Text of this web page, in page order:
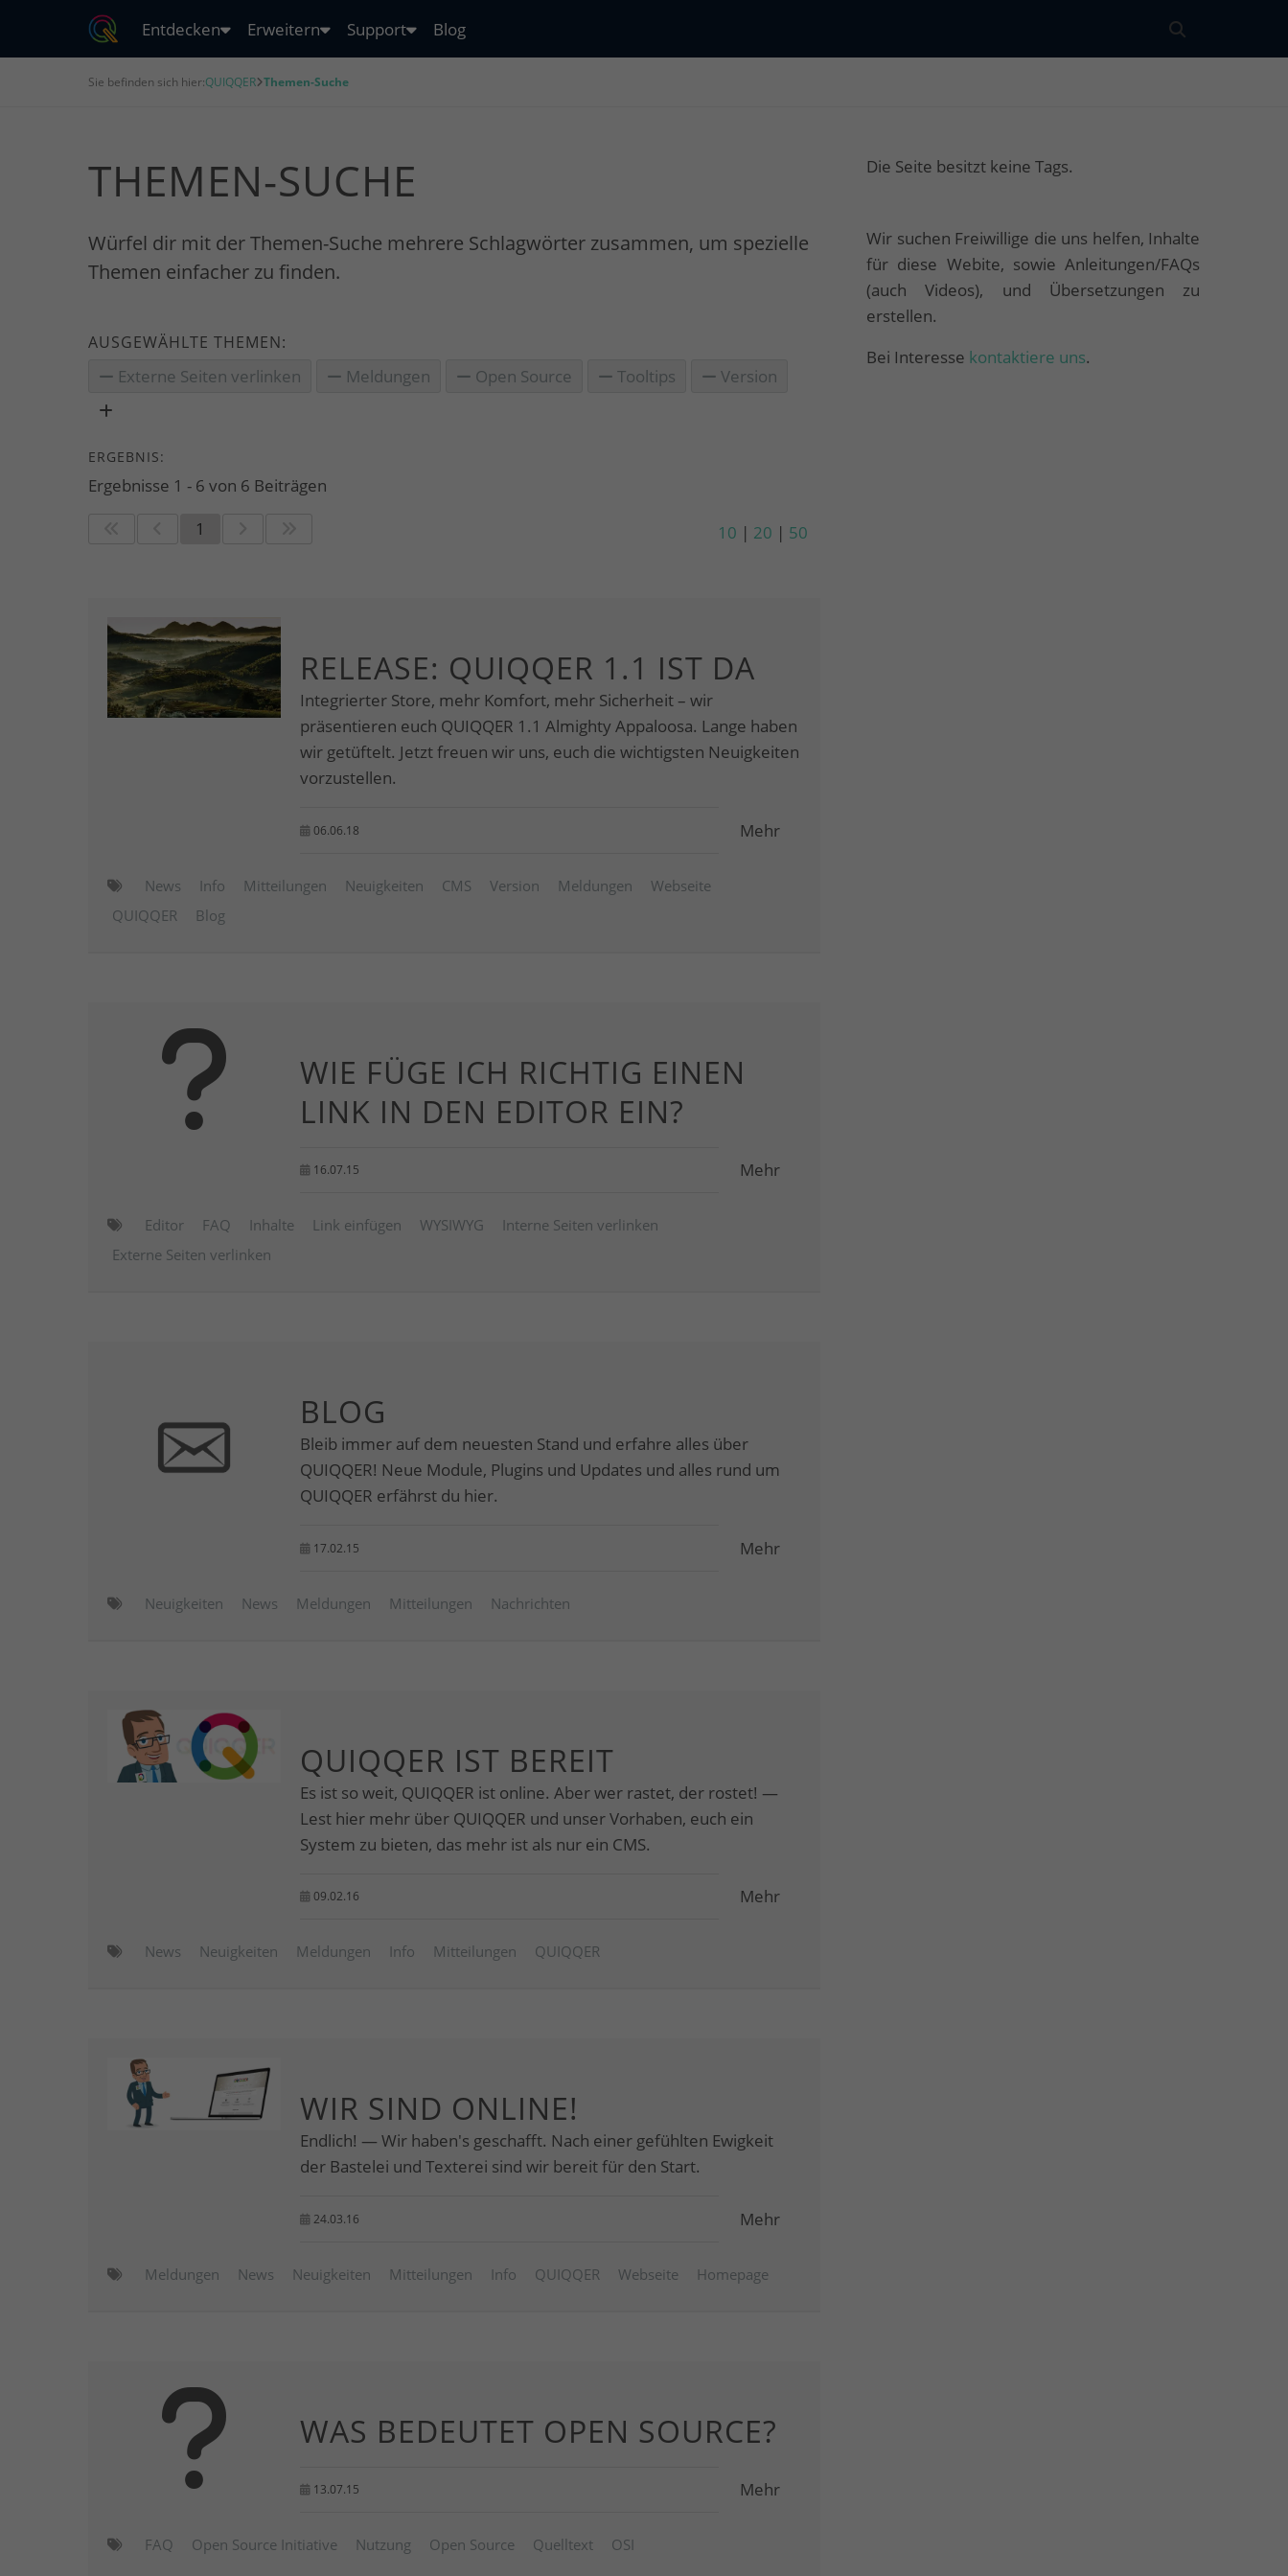
Entdecken Erweitern Support Blog
Sie befinden sich hier:QUIQQER Themen-Suche
THEMEN-SUCHE
Würfel dir mit der Themen-Suche mehrere Schlagwörter zusammen, um spezielle
Themen einfacher zu finden.
AUSGEWÄHLTE THEMEN:
Externe Seiten verlinken Meldungen Open Source Tooltips Version
ERGEBNIS:
Ergebnisse 1 - 6 von 6 Beiträgen
1
10 | 20 | 50
RELEASE: QUIQQER 1.1 IST DA
Integrierter Store, mehr Komfort, mehr Sicherheit – wir
präsentieren euch QUIQQER 1.1 Almighty Appaloosa. Lange haben
wir getüftelt. Jetzt freuen wir uns, euch die wichtigsten Neuigkeiten
vorzustellen.
06.06.18 Mehr
News Info Mitteilungen Neuigkeiten CMS Version Meldungen
Webseite
QUIQQER
Blog
WIE FÜGE ICH RICHTIG EINEN
LINK IN DEN EDITOR EIN?
16.07.15 Mehr
Editor FAQ Inhalte Link einfügen WYSIWYG
Interne Seiten verlinken
Externe Seiten verlinken
BLOG
Bleib immer auf dem neuesten Stand und erfahre alles über
QUIQQER! Neue Module, Plugins und Updates und alles rund um
QUIQQER erfährst du hier.
17.02.15 Mehr
Neuigkeiten News Meldungen Mitteilungen Nachrichten
QUIQQER IST BEREIT
Es ist so weit, QUIQQER ist online. Aber wer rastet, der rostet! —
Lest hier mehr über QUIQQER und unser Vorhaben, euch ein
System zu bieten, das mehr ist als nur ein CMS.
09.02.16 Mehr
News Neuigkeiten Meldungen Info Mitteilungen QUIQQER
WIR SIND ONLINE!
Endlich! — Wir haben's geschafft. Nach einer gefühlten Ewigkeit
der Bastelei und Texterei sind wir bereit für den Start.
24.03.16 Mehr
Meldungen News Neuigkeiten Mitteilungen Info QUIQQER Webseite Homepage
WAS BEDEUTET OPEN SOURCE?
13.07.15 Mehr
FAQ Open Source Initiative Nutzung Open Source Quelltext OSI
Die Seite besitzt keine Tags.
Wir suchen Freiwillige die uns helfen, Inhalte
für diese Webite, sowie Anleitungen/FAQs
(auch Videos), und Übersetzungen zu
erstellen.
Bei Interesse kontaktiere uns.